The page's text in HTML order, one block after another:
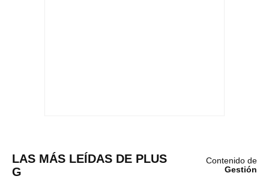
LAS MÁS LEÍDAS DE PLUS
G
Contenido de
Gestión